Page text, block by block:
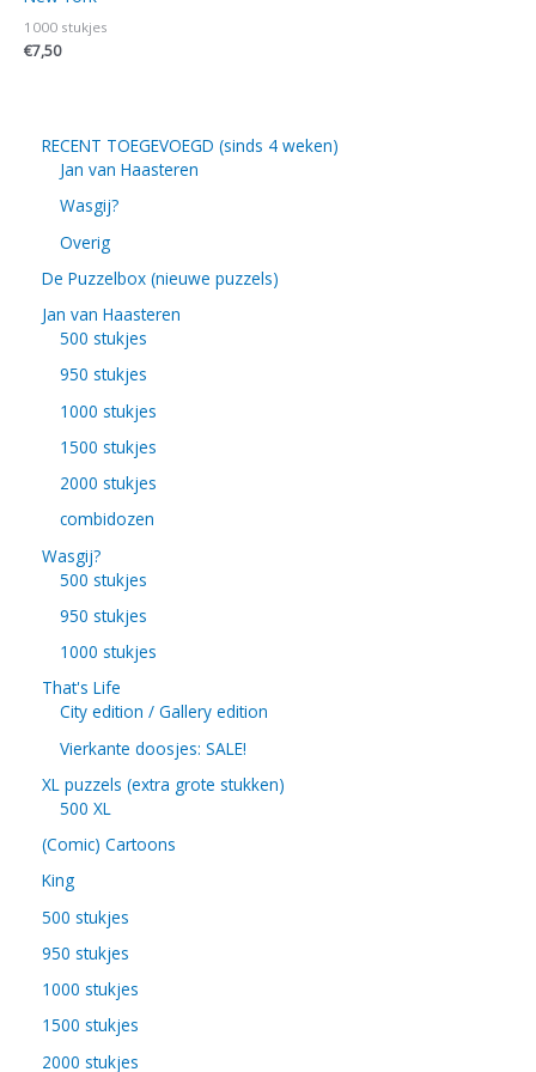
1000 stukjes
€7,50
RECENT TOEGEVOEGD (sinds 4 weken)
Jan van Haasteren
Wasgij?
Overig
De Puzzelbox (nieuwe puzzels)
Jan van Haasteren
500 stukjes
950 stukjes
1000 stukjes
1500 stukjes
2000 stukjes
combidozen
Wasgij?
500 stukjes
950 stukjes
1000 stukjes
That's Life
City edition / Gallery edition
Vierkante doosjes: SALE!
XL puzzels (extra grote stukken)
500 XL
(Comic) Cartoons
King
500 stukjes
950 stukjes
1000 stukjes
1500 stukjes
2000 stukjes